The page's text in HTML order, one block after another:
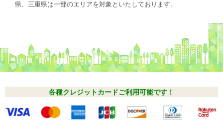
県、三重県は一部のエリアを対象といたしております。
各種クレジットカードご利用可能です！